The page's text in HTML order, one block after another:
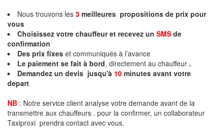
Nous trouvons les 3 meilleures propositions de prix pour
vous
Choisissez votre chauffeur et recevez un SMS de
confirmation
Des prix fixes et communiqués à l’avance
Le paiement se fait à bord, directement au chauffeur .
Demandez un devis jusqu'à 10 minutes avant votre
depart
NB : Notre service client analyse votre demande avant de la
transmettre aux chauffeurs . pour la confirmer, un collaborateur
Taxiproxi prendra contact avec vous.